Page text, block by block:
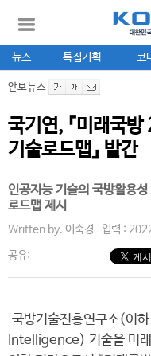
뉴스 특집기획 코
안보뉴스
국기연, 『미래국
기술로드맵』 발간
인공지능 기술의 국방활용
로드맵 제시
Written by. 이숙경 입력 :
공유:
국방기술진흥연구소(이
Intelligence) 기술을 미